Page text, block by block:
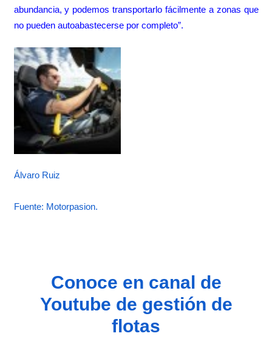
abundancia, y podemos transportarlo fácilmente a zonas que
no pueden autoabastecerse por completo”.
Álvaro Ruiz
Fuente: Motorpasion.
Conoce en canal de
Youtube de gestión de
flotas